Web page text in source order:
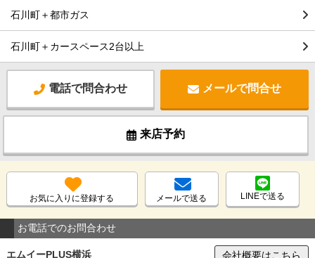
石川町＋都市ガス
石川町＋カースペース2台以上
電話で問合わせ メールで問合せ
来店予約
お気に入りに登録する メールで送る LINEで送る
お電話でのお問合わせ
エムイーPLUS横浜 会社概要はこちら